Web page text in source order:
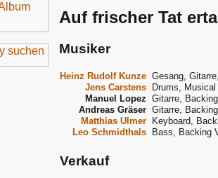
Auf frischer Tat
Musiker
Heinz Rudolf Kunze Gesang,
Jens Carstens Drums,
Manuel Lopez Gitarre,
Andreas Gräser Gitarre,
Matthias Ulmer Keyboard,
Leo Schmidthals Bass, Backing
Verkauf